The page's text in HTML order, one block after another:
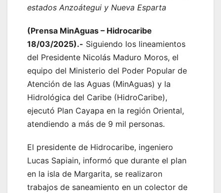
estados Anzoátegui y Nueva Esparta
(Prensa MinAguas – Hidrocaribe
18/03/2025).- Siguiendo los lineamientos
del Presidente Nicolás Maduro Moros, el
equipo del Ministerio del Poder Popular de
Atención de las Aguas (MinAguas) y la
Hidrológica del Caribe (HidroCaribe),
ejecutó Plan Cayapa en la región Oriental,
atendiendo a más de 9 mil personas.
El presidente de Hidrocaribe, ingeniero
Lucas Sapiain, informó que durante el plan
en la isla de Margarita, se realizaron
trabajos de saneamiento en un colector de